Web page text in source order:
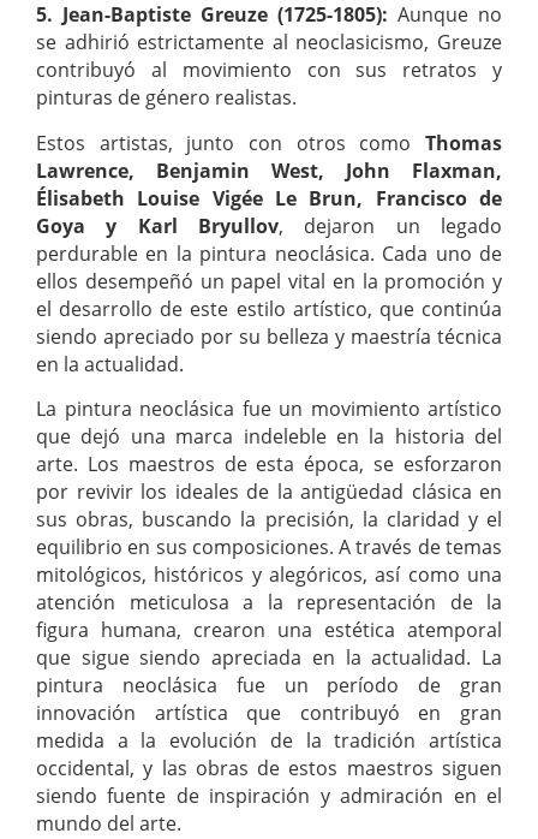
5. Jean-Baptiste Greuze (1725-1805): Aunque no
se adhirió estrictamente al neoclasicismo, Greuze
contribuyó al movimiento con sus retratos y
pinturas de género realistas.
Estos artistas, junto con otros como Thomas
Lawrence, Benjamin West, John Flaxman,
Élisabeth Louise Vigée Le Brun, Francisco de
Goya y Karl Bryullov, dejaron un legado
perdurable en la pintura neoclásica. Cada uno de
ellos desempeñó un papel vital en la promoción y
el desarrollo de este estilo artístico, que continúa
siendo apreciado por su belleza y maestría técnica
en la actualidad.
La pintura neoclásica fue un movimiento artístico
que dejó una marca indeleble en la historia del
arte. Los maestros de esta época, se esforzaron
por revivir los ideales de la antigüedad clásica en
sus obras, buscando la precisión, la claridad y el
equilibrio en sus composiciones. A través de temas
mitológicos, históricos y alegóricos, así como una
atención meticulosa a la representación de la
figura humana, crearon una estética atemporal
que sigue siendo apreciada en la actualidad. La
pintura neoclásica fue un período de gran
innovación artística que contribuyó en gran
medida a la evolución de la tradición artística
occidental, y las obras de estos maestros siguen
siendo fuente de inspiración y admiración en el
mundo del arte.